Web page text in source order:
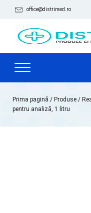
office@distrimed.ro
Prima pagină / Produse /
pentru analiză, 1 litru